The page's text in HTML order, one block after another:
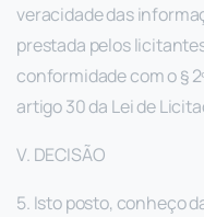
veracidade das
prestada pelos
conformidade com o §
artigo 30 da Lei de
V. DECISÃO
5. Isto posto, conheço